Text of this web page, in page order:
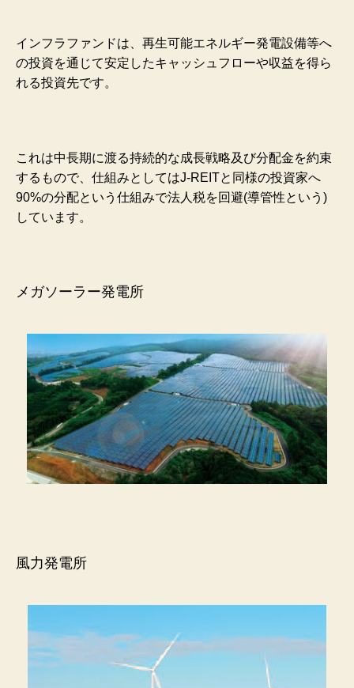
インフラファンドは、再生可能エネルギー発電設備等へ
の投資を通じて安定したキャッシュフローや収益を得ら
れる投資先です。
これは中長期に渡る持続的な成長戦略及び分配金を約束
するもので、仕組みとしてはJ-REITと同様の投資家へ
90%の分配という仕組みで法人税を回避(導管性という)
しています。
メガソーラー発電所
風力発電所